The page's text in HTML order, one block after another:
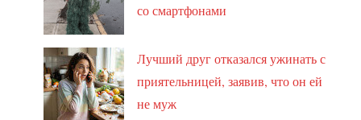
со смартфонами
Лучший друг отказался ужинать с
приятельницей, заявив, что он ей
не муж